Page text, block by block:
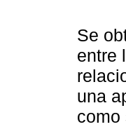
Se
entre
una
como